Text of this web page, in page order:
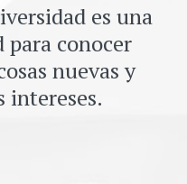
es una
conocer
nuevas y
intereses.